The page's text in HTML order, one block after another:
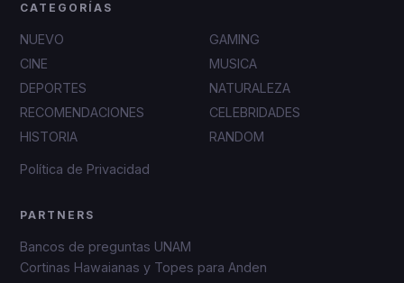
CATEGORÍAS
NUEVO
GAMING
CINE
MUSICA
DEPORTES
NATURALEZA
RECOMENDACIONES
CELEBRIDADES
HISTORIA
RANDOM
Política de Privacidad
PARTNERS
Bancos de preguntas UNAM
Cortinas Hawaianas y Topes para Anden